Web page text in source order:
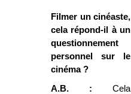
Filmer un cinéaste,
cela répond-il à un
questionnement
personnel sur le
cinéma ?
A.B. : Cela